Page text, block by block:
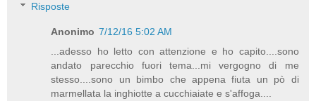
Risposte
Anonimo 7/12/16 5:02 AM
...adesso ho letto con attenzione e ho capito....sono
andato parecchio fuori tema...mi vergogno di me
stesso....sono un bimbo che appena fiuta un pò di
marmellata la inghiotte a cucchiaiate e s'affoga....